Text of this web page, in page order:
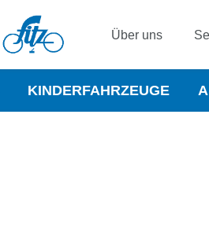
Über uns
KINDERFAHRZEUGE